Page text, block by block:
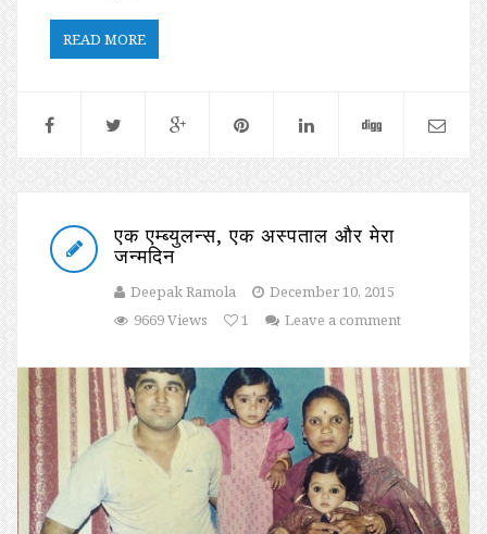
READ MORE
एक एम्ब्युलन्स, एक अस्पताल और मेरा
जन्मदिन
Deepak Ramola
December 10, 2015
9669 Views
1 Leave a comment